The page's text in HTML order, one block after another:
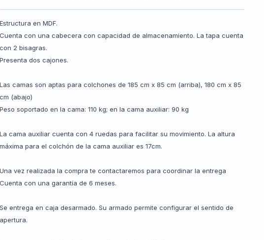
Estructura en MDF.
Cuenta con una cabecera con capacidad de almacenamiento. La tapa cuenta
con 2 bisagras.
Presenta dos cajones.
Las camas son aptas para colchones de 185 cm x 85 cm (arriba), 180 cm x 85
cm (abajo)
Peso soportado en la cama: 110 kg; en la cama auxiliar: 90 kg
La cama auxiliar cuenta con 4 ruedas para facilitar su movimiento. La altura
máxima para el colchón de la cama auxiliar es 17cm.
Una vez realizada la compra te contactaremos para coordinar la entrega
Cuenta con una garantía de 6 meses.
Se entrega en caja desarmado. Su armado permite configurar el sentido de
apertura.